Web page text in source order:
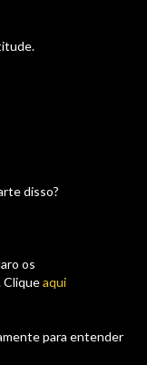
disso?
os
Cliqueaqui
para entender